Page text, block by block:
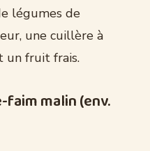
légumes de
une cuillère à
un fruit frais.
malin (env.